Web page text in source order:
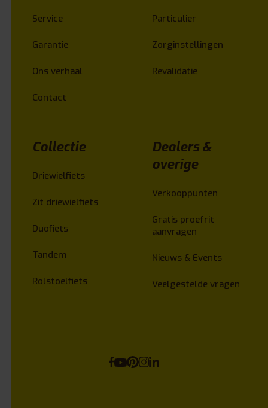
Service
Garantie
Ons verhaal
Contact
Particulier
Zorginstellingen
Revalidatie
Collectie
Driewielfiets
Zit driewielfiets
Duofiets
Tandem
Rolstoelfiets
Dealers &
overige
Verkooppunten
Gratis proefrit
aanvragen
Nieuws & Events
Veelgestelde vragen